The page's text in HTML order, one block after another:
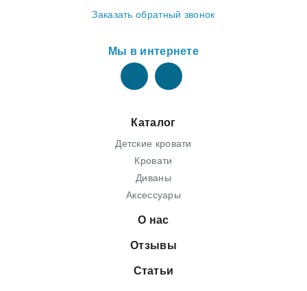
Заказать обратный звонок
Мы в интернете
Каталог
Детские кровати
Кровати
Диваны
Аксессуары
О нас
Отзывы
Статьи